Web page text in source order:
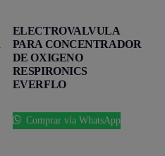
ELECTROVALVULA
PARA CONCENTRADOR
DE OXIGENO
RESPIRONICS
EVERFLO
Comprar vía WhatsApp